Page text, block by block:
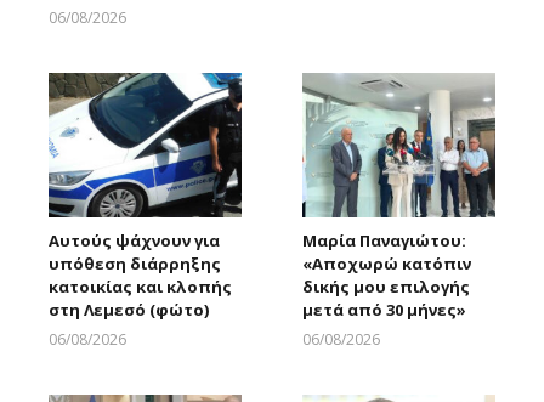
06/08/2026
Αυτούς ψάχνουν για
υπόθεση διάρρηξης
κατοικίας και κλοπής
στη Λεμεσό (φώτο)
06/08/2026
Μαρία Παναγιώτου:
«Αποχωρώ κατόπιν
δικής μου επιλογής
μετά από 30 μήνες»
06/08/2026